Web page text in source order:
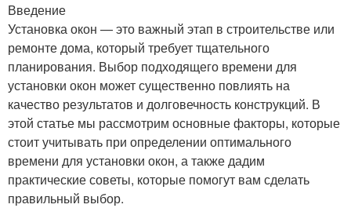
Введение
Установка окон — это важный этап в строительстве или
ремонте дома, который требует тщательного
планирования. Выбор подходящего времени для
установки окон может существенно повлиять на
качество результатов и долговечность конструкций. В
этой статье мы рассмотрим основные факторы, которые
стоит учитывать при определении оптимального
времени для установки окон, а также дадим
практические советы, которые помогут вам сделать
правильный выбор.